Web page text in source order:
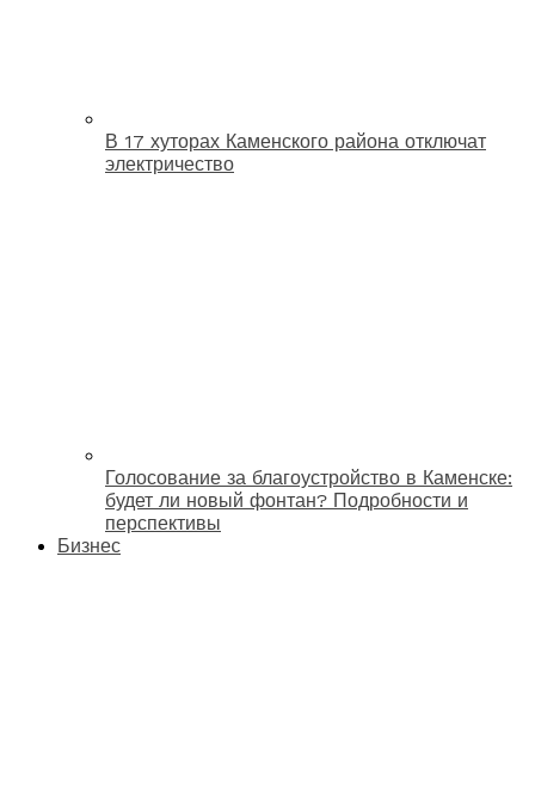
В 17 хуторах Каменского района отключат
электричество
Голосование за благоустройство в Каменске:
будет ли новый фонтан? Подробности и
перспективы
Бизнес